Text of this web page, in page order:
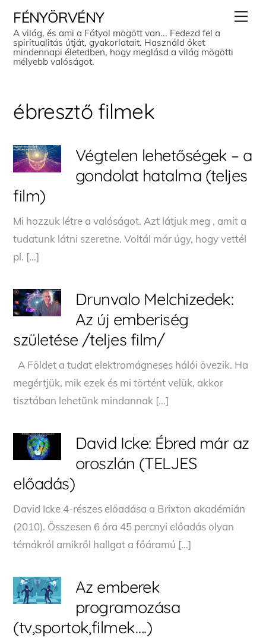
content
FÉNYÖRVÉNY
A világ, és ami a Fátyol mögött van... Fedezd fel a
spiritualitás útját, gyakorlatait. Használd őket
mindennapi életedben, hogy meglásd a világ mögötti
mélyebb valóságot.
ébresztő filmek
Végtelen lehetőségek – a
gondolat hatalma (teljes
film)
Mi hozzuk létre a valóságot. Azt látjuk meg , amit a
tudatunk látni szeretne. Voltál már úgy, hogy vettél
pl. […]
Drunvalo Melchizedek:
Az új emberiség
születése /teljes film/
A Földet a tudat elektromágneses hálói övezik. Ha
megértjük, mik ezek és mi történt velük, akkor
tisztában lehetünk mindannak […]
David Icke: Ébred már az
oroszlán (TELJES
előadás)
David Icke 4-részes előadása a Brixton akadémián
(2010). Összesen 6 óra 45 percnyi előadás olyan
témákról amikről hallgat a főáramú […]
Az emberek
programozása
(tv,sportok,filmek….)